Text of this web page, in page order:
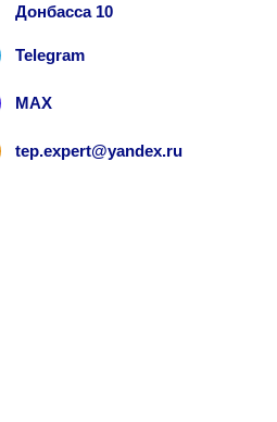
Донбасса 10
Telegram
MAX
tep.expert@yandex.ru